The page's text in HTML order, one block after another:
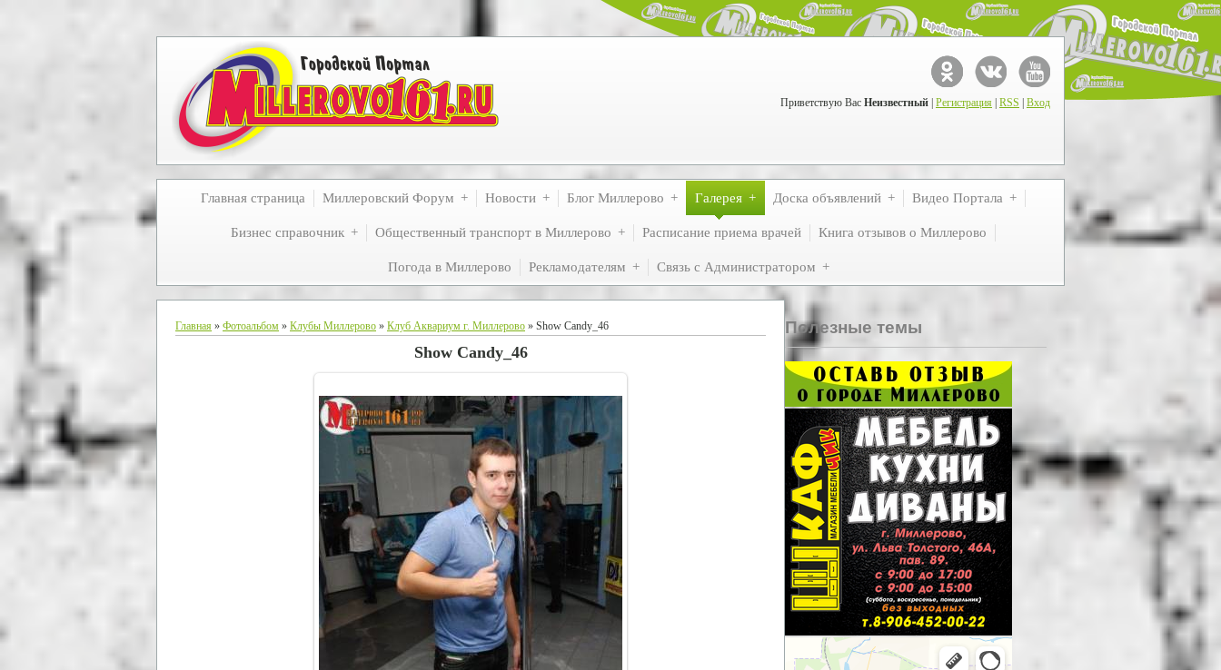
Приветствую Вас Неизвестный Регистрация RSS Вход
Главная страница Миллеровский Форум Новости Блог Миллерово Галерея Доска объявлений Видео Портала
Бизнес справочник Общественный транспорт в Миллерово Расписание приема врачей Книга отзывов о Миллерово
Погода в Миллерово Рекламодателям Связь с Администратором
Главная » Фотоальбом » Клубы Миллерово » Клуб Аквариум г. Миллерово » Show Candy_46
Show Candy_46
Полезные темы